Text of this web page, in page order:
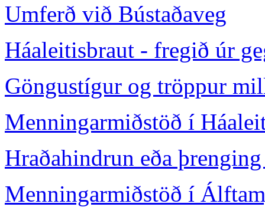
Umferð við Bústaðaveg
Háaleitisbraut - fregið úr
Göngustígur og tröppur
Menningarmiðstöð í
Hraðahindrun eða
Menningarmiðstöð í